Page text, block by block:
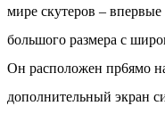
мире скутеров –
большого размера с
Он расположен пр6ямо
дополнительный экран